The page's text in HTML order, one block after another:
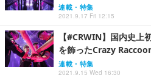
連載・特集
2021.9.17 Fri 12:15
【#CRWIN】国内史上
を飾ったCrazy
連載・特集
2021.9.15 Wed 16:30